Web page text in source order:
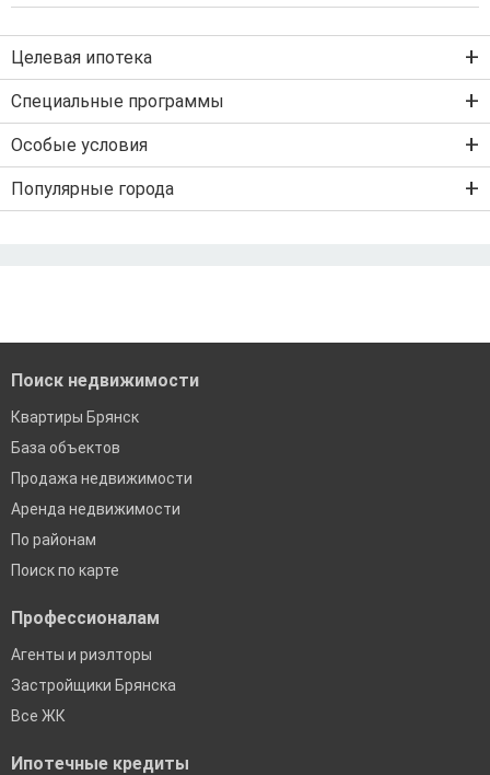
Целевая ипотека
Ипотека на вторичку
Ипотека на строительство дома
IT-ипотека
Специальные программы
Военная ипотека
Рефинансирование ипотеки
Особые условия
Ипотека без первого взноса
Популярные города
Поиск недвижимости
Квартиры Брянск
База объектов
Продажа недвижимости
Аренда недвижимости
По районам
Поиск по карте
Профессионалам
Агенты и риэлторы
Застройщики Брянска
Все ЖК
Ипотечные кредиты